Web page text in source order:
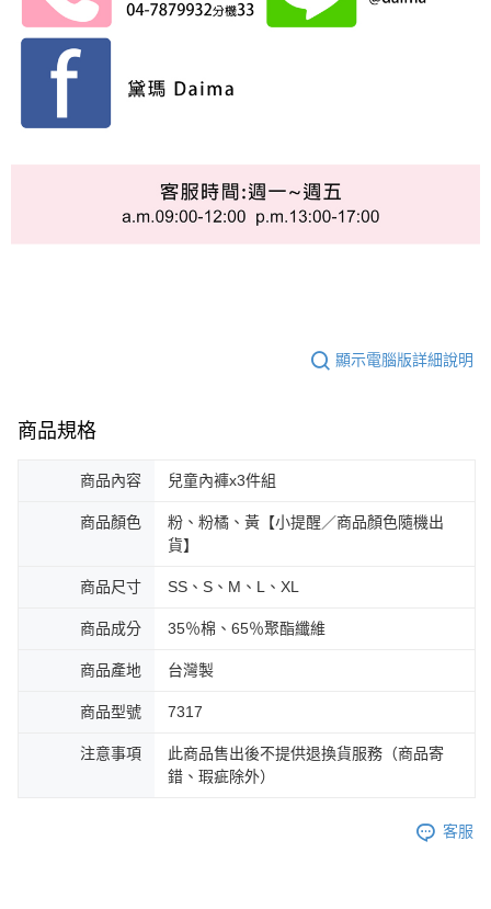
顯示電腦版詳細說明
商品規格
商品內容 兒童內褲x3件組
商品顏色
粉、粉橘、黃【小提醒／商品顏色隨機出
貨】
商品尺寸 SS、S、M、L、XL
商品成分 35％棉、65％聚酯纖維
商品產地 台灣製
商品型號 7317
注意事項
此商品售出後不提供退換貨服務（商品寄
錯、瑕疵除外）
客服